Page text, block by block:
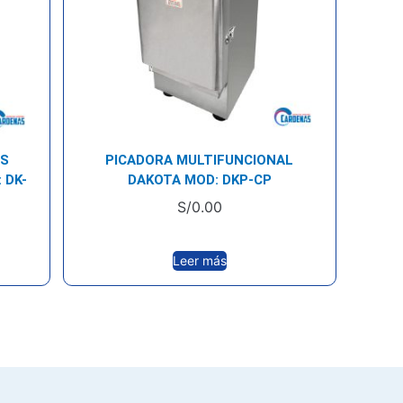
DK-
PICADORA MULTIFUNCIONAL
DAKOTA MOD: DKP-CP
S/0.00
Leer más